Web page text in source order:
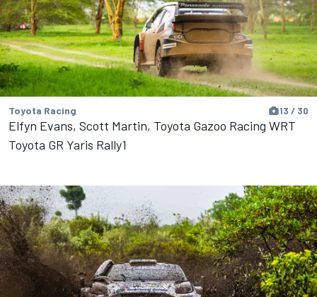
Toyota Racing 13 / 30
Elfyn Evans, Scott Martin, Toyota Gazoo Racing WRT
Toyota GR Yaris Rally1